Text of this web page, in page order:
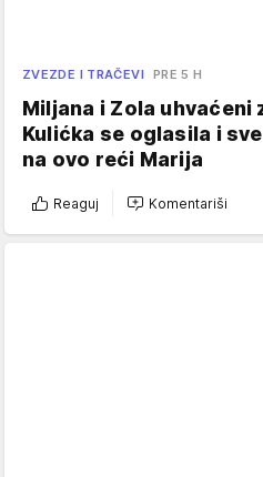
ZVEZDE I TRAČEVI PRE 5 H
Miljana i Zola uhvaćeni
Kulićka se oglasila i
na ovo reći Marija
Reaguj Komentariši